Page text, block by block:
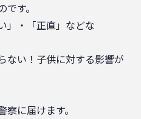
す。
」・「正直」などな
ない！子供に対する影響が
に届けます。